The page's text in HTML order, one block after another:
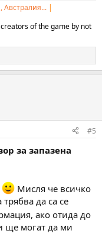
Австралия... |
of the game by not
#5
за запазена
Мисля че всичко
да са се
ако отида до
ще могат да ми